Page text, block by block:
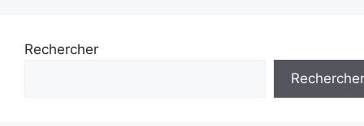
Rechercher
Rechercher